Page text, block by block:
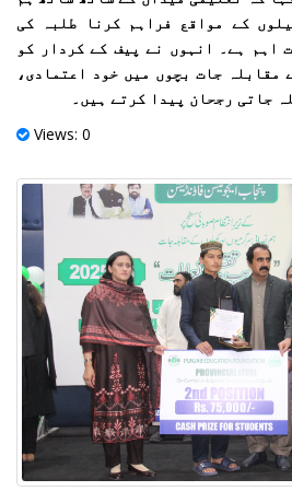
کے مواقع فراہم کرنا طلبہ کی
اہم ہے۔ انہوں نے پیف کے کردار کو
مقابلہ جات بچوں میں خود اعتمادی،
جاتی رجحان پیدا کرتے ہیں۔
Views: 0